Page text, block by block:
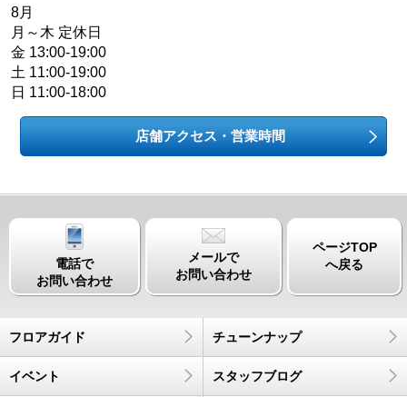
8月
月～木 定休日
金 13:00-19:00
土 11:00-19:00
日 11:00-18:00
店舗アクセス・営業時間
電話で
お問い合わせ
メールで
お問い合わせ
ページTOP
へ戻る
フロアガイド チューンナップ
イベント スタッフブログ